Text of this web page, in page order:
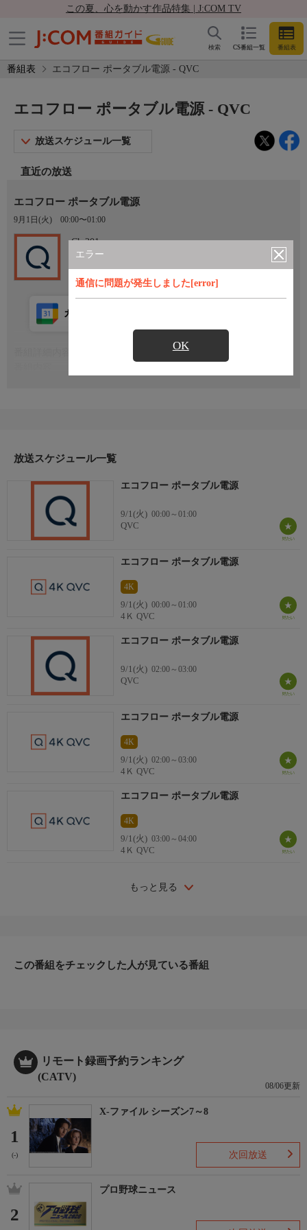
この夏、心を動かす作品特集 | J:COM TV
CS番組一覧 番組表
検索
番組表 エコフロー ポータブル電源 - QVC
エラー
通信に問題が発生しました[error]
OK
エコフロー ポータブル電源 - QVC
放送スケジュール一覧
直近の放送
エコフロー ポータブル電源
9月1日(火) 00:00〜01:00
Ch.201
QVC
カレンダー登録
放送スケジュール一覧
エコフロー ポータブル電源
9/1(火) 00:00～01:00
QVC
エコフロー ポータブル電源
4K
9/1(火) 00:00～01:00
4Ｋ QVC
エコフロー ポータブル電源
9/1(火) 02:00～03:00
QVC
エコフロー ポータブル電源
4K
9/1(火) 02:00～03:00
4Ｋ QVC
エコフロー ポータブル電源
4K
9/1(火) 03:00～04:00
4Ｋ QVC
もっと見る
この番組をチェックした人が見ている番組
リモート録画予約ランキング
(CATV)
08/06更新
1
(-)
X-ファイル シーズン7～8
次回放送
2
プロ野球ニュース